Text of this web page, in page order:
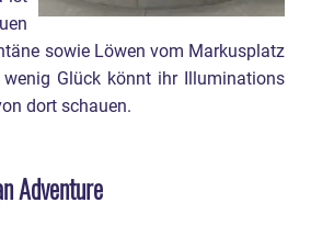
sowie Löwen vom Markusplatz
Glück könnt ihr Illuminations
dort schauen.
Adventure